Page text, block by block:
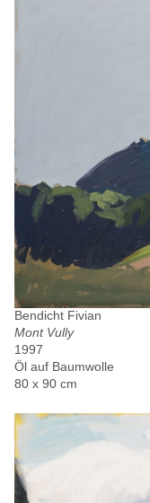
Bendicht Fivian
Mont Vully
1997
Öl auf Baumwolle
80 x 90 cm